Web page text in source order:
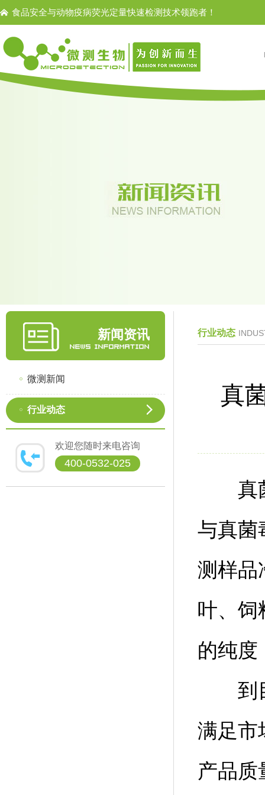
食品安全与动物疫病荧光定量快速检测技术领跑者！
新闻资讯
微测新闻
行业动态
欢迎您随时来电咨询
400-0532-025
行业动态
真
真菌
与真菌
测样品
叶、饲
的纯度
到目
满足市
产品质